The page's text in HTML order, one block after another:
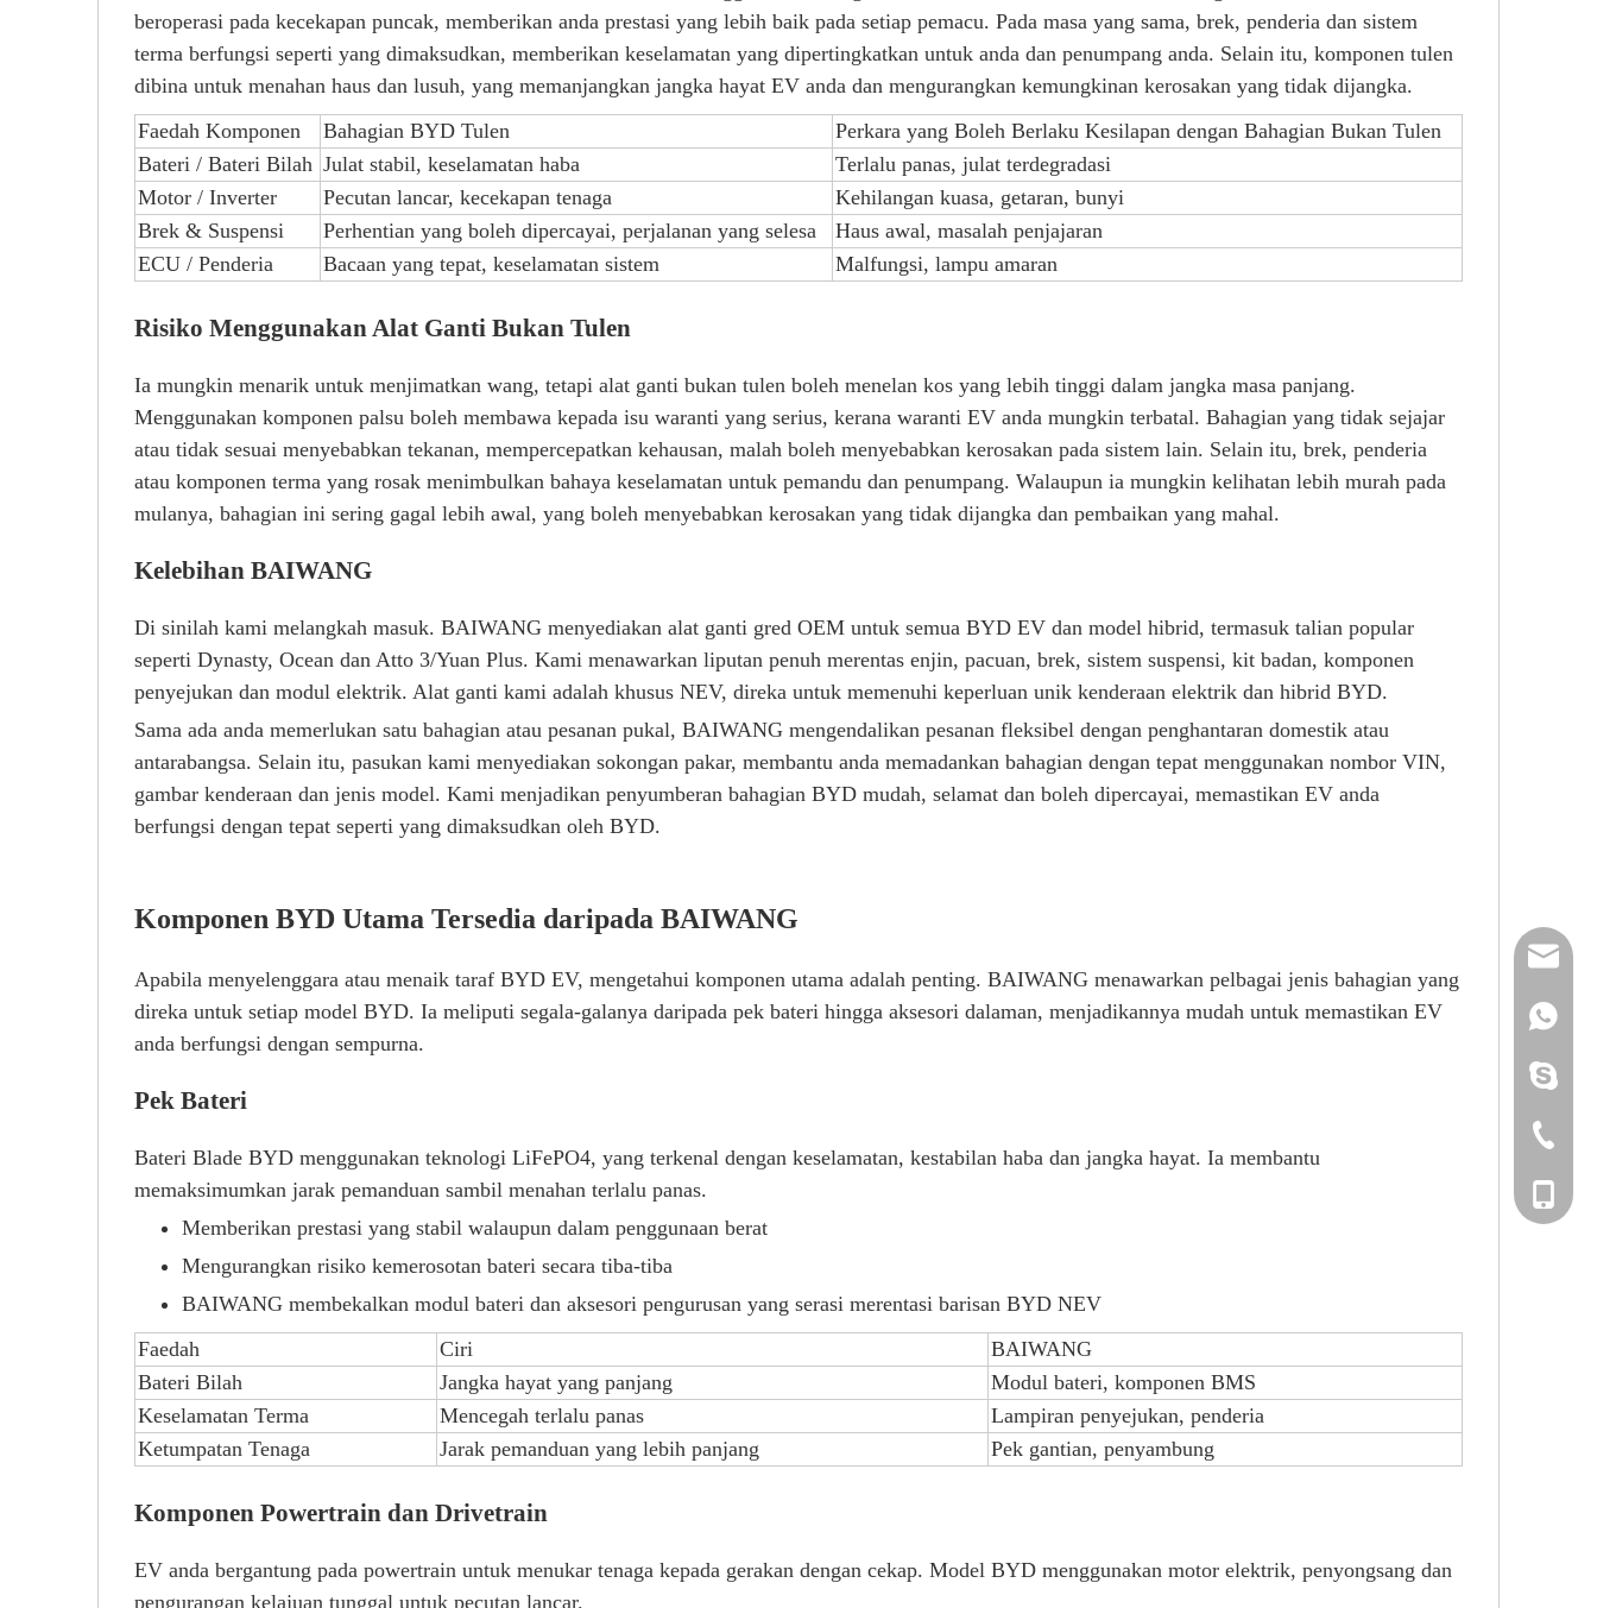
beroperasi pada kecekapan puncak, memberikan anda prestasi yang lebih baik pada setiap pemacu. Pada masa yang sama, brek, penderia dan sistem
terma berfungsi seperti yang dimaksudkan, memberikan keselamatan yang dipertingkatkan untuk anda dan penumpang anda. Selain itu, komponen tulen
dibina untuk menahan haus dan lusuh, yang memanjangkan jangka hayat EV anda dan mengurangkan kemungkinan kerosakan yang tidak dijangka.
Faedah Komponen
Bahagian BYD Tulen
Perkara yang Boleh Berlaku Kesilapan dengan Bahagian Bukan Tulen
Bateri / Bateri Bilah Julat stabil, keselamatan haba
Terlalu panas, julat terdegradasi
Motor / Inverter
Pecutan lancar, kecekapan tenaga
Kehilangan kuasa, getaran, bunyi
Brek & Suspensi
Perhentian yang boleh dipercayai, perjalanan yang selesa
Haus awal, masalah penjajaran
ECU / Penderia
Bacaan yang tepat, keselamatan sistem Malfungsi, lampu amaran
Risiko Menggunakan Alat Ganti Bukan Tulen
Ia mungkin menarik untuk menjimatkan wang, tetapi alat ganti bukan tulen boleh menelan kos yang lebih tinggi dalam jangka masa panjang.
Menggunakan komponen palsu boleh membawa kepada isu waranti yang serius, kerana waranti EV anda mungkin terbatal. Bahagian yang tidak sejajar
atau tidak sesuai menyebabkan tekanan, mempercepatkan kehausan, malah boleh menyebabkan kerosakan pada sistem lain. Selain itu, brek, penderia
atau komponen terma yang rosak menimbulkan bahaya keselamatan untuk pemandu dan penumpang. Walaupun ia mungkin kelihatan lebih murah pada
mulanya, bahagian ini sering gagal lebih awal, yang boleh menyebabkan kerosakan yang tidak dijangka dan pembaikan yang mahal.
Kelebihan BAIWANG
Di sinilah kami melangkah masuk. BAIWANG menyediakan alat ganti gred OEM untuk semua BYD EV dan model hibrid, termasuk talian popular
seperti Dynasty, Ocean dan Atto 3/Yuan Plus. Kami menawarkan liputan penuh merentas enjin, pacuan, brek, sistem suspensi, kit badan, komponen
penyejukan dan modul elektrik. Alat ganti kami adalah khusus NEV, direka untuk memenuhi keperluan unik kenderaan elektrik dan hibrid BYD.
Sama ada anda memerlukan satu bahagian atau pesanan pukal, BAIWANG mengendalikan pesanan fleksibel dengan penghantaran domestik atau
antarabangsa. Selain itu, pasukan kami menyediakan sokongan pakar, membantu anda memadankan bahagian dengan tepat menggunakan nombor VIN,
gambar kenderaan dan jenis model. Kami menjadikan penyumberan bahagian BYD mudah, selamat dan boleh dipercayai, memastikan EV anda
berfungsi dengan tepat seperti yang dimaksudkan oleh BYD.
Komponen BYD Utama Tersedia daripada BAIWANG
Apabila menyelenggara atau menaik taraf BYD EV, mengetahui komponen utama adalah penting. BAIWANG menawarkan pelbagai jenis bahagian yang
direka untuk setiap model BYD. Ia meliputi segala-galanya daripada pek bateri hingga aksesori dalaman, menjadikannya mudah untuk memastikan EV
anda berfungsi dengan sempurna.
Pek Bateri
Bateri Blade BYD menggunakan teknologi LiFePO4, yang terkenal dengan keselamatan, kestabilan haba dan jangka hayat. Ia membantu
memaksimumkan jarak pemanduan sambil menahan terlalu panas.
Memberikan prestasi yang stabil walaupun dalam penggunaan berat
Mengurangkan risiko kemerosotan bateri secara tiba-tiba
BAIWANG membekalkan modul bateri dan aksesori pengurusan yang serasi merentasi barisan BYD NEV
Faedah
Ciri
BAIWANG
Bateri Bilah
Jangka hayat yang panjang
Modul bateri, komponen BMS
Keselamatan Terma
Mencegah terlalu panas
Lampiran penyejukan, penderia
Ketumpatan Tenaga
Jarak pemanduan yang lebih panjang Pek gantian, penyambung
Komponen Powertrain dan Drivetrain
EV anda bergantung pada powertrain untuk menukar tenaga kepada gerakan dengan cekap. Model BYD menggunakan motor elektrik, penyongsang dan
pengurangan kelajuan tunggal untuk pecutan lancar.
+86-
+86-